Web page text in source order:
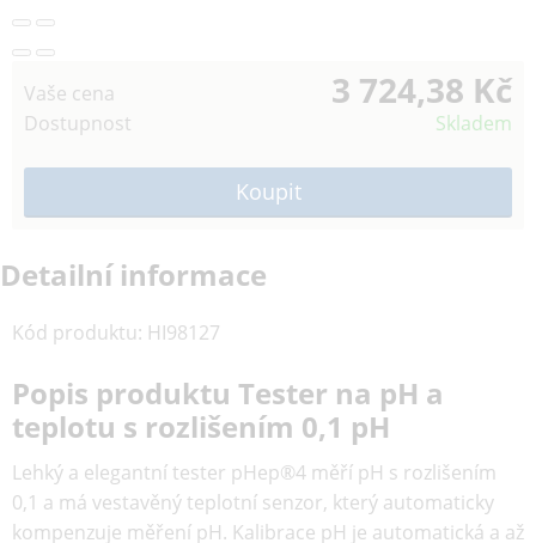
Vaše cena 3 724,38 Kč
Dostupnost Skladem
Detailní informace
Kód produktu: HI98127
Popis produktu Tester na pH a
teplotu s rozlišením 0,1 pH
Lehký a elegantní tester pHep®4 měří pH s rozlišením
0,1 a má vestavěný teplotní senzor, který automaticky
kompenzuje měření pH. Kalibrace pH je automatická a až